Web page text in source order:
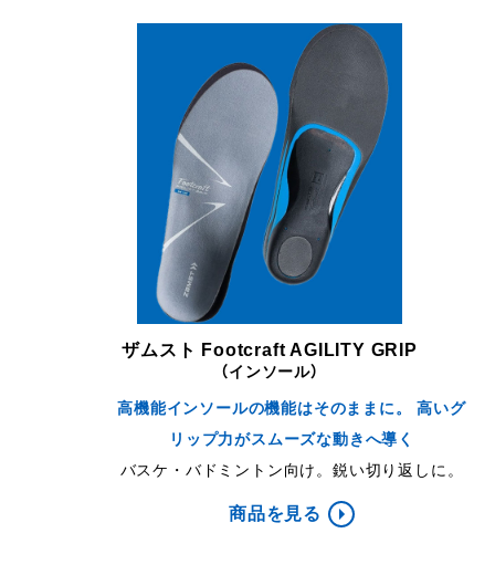
ザムスト Footcraft AGILITY GRIP
（インソール）
高機能インソールの機能はそのままに。 高いグ
リップ力がスムーズな動きへ導く
バスケ・バドミントン向け。鋭い切り返しに。
商品を見る